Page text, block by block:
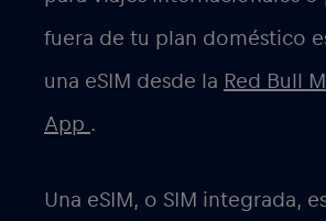
fuera de tu plan doméstico
una eSIM desde la Red Bull
App .
Una eSIM, o SIM integrada,